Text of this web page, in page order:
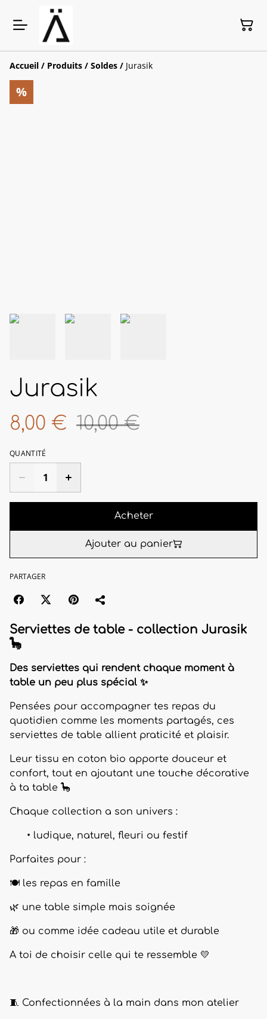
Accueil / Produits / Soldes / Jurasik
%
Jurasik
8,00 € 10,00 €
QUANTITÉ
Acheter
Ajouter au panier
PARTAGER
Serviettes de table - collection Jurasik
🦕
Des serviettes qui rendent chaque moment à
table un peu plus spécial ✨
Pensées pour accompagner tes repas du
quotidien comme les moments partagés, ces
serviettes de table allient praticité et plaisir.
Leur tissu en coton bio apporte douceur et
confort, tout en ajoutant une touche décorative
à ta table 🦕
Chaque collection a son univers :
ludique, naturel, fleuri ou festif
Parfaites pour :
🍽️ les repas en famille
🌿 une table simple mais soignée
🎁 ou comme idée cadeau utile et durable
A toi de choisir celle qui te ressemble 💛
🧵 Confectionnées à la main dans mon atelier